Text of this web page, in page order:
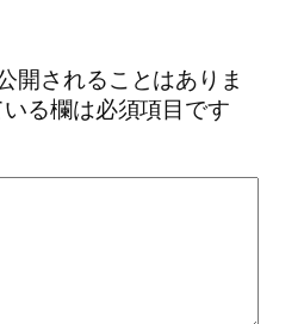
開されることはありま
る欄は必須項目です